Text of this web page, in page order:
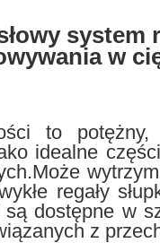
system
w
to
idealne
regały
są dostępne w
z